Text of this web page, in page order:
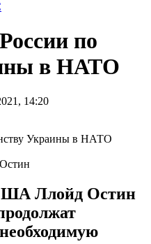
по
в НАТО
14:20
Ллойд Остин